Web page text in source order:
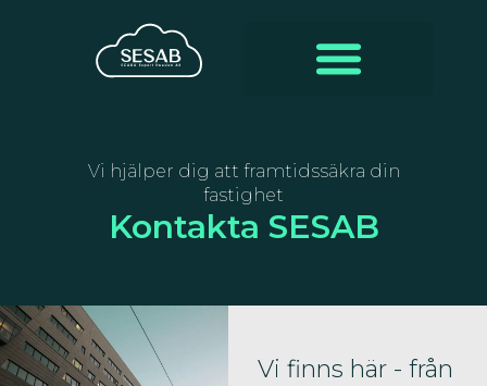
Vi hjälper dig att framtidssäkra din
fastighet
Kontakta SESAB
Vi finns här - från